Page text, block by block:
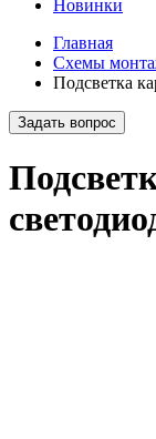
Новинки
Главная
Схемы
Подсветка
Задать вопрос